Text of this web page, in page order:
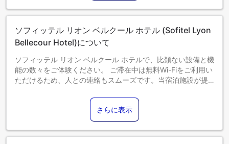
なくお問い合わせください。ご滞在のご準備をお手伝いさせ
ていただきます。
皆様のお越しを心よりお待ち申し上げております。
6～11歳までのお子さま
12歳以上のゲストは大人とみなされます。
エキストラベッドの追加可否は、お部屋タイプにより異なり
ソフィッテル リオン ベルクール ホテル (Sofitel Lyon
Bellecour Hotel)について
ソフィッテル リオン ベルクール ホテルで、比類ない設備と機
能の数々をご体験ください。 ご滞在中は無料Wi-Fiをご利用い
ただけるため、人との連絡もスムーズです。当宿泊施設が提
見できます。 お車でお越しの際は、便利な敷地内駐車場をご
利用ください。コンシェルジュサービスなど、フロントデス
クで必要なサポートをいつでも受けることができます。サポ
ートが必要な場合は、当チケットサービスでは、近隣で開催
さらに表示